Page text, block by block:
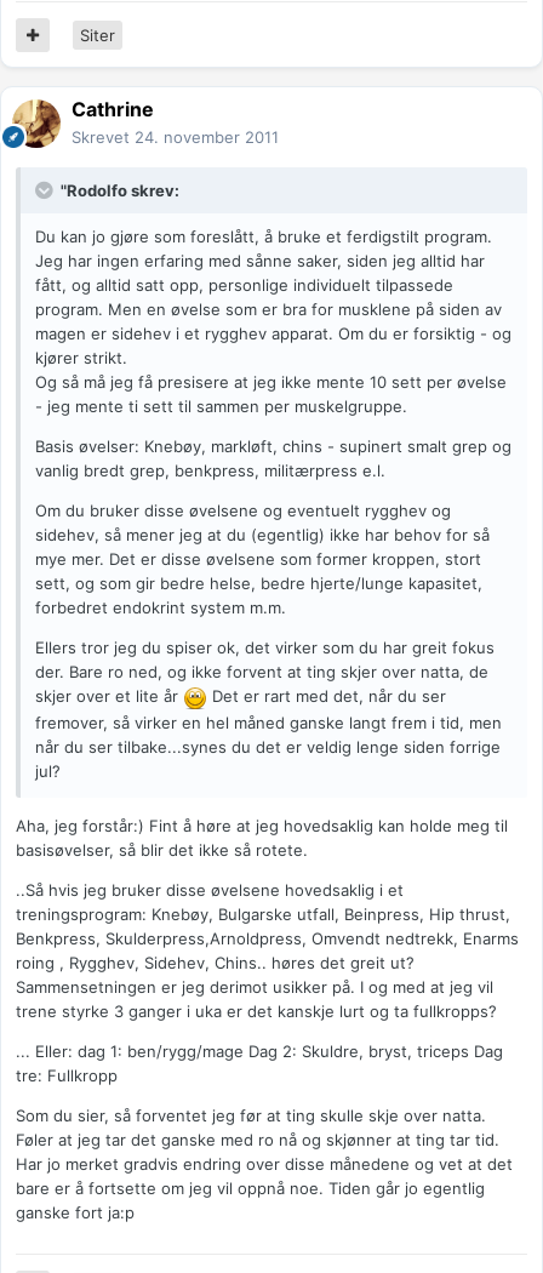
Siter
Cathrine
Skrevet 24. november 2011
"Rodolfo skrev:
Du kan jo gjøre som foreslått, å bruke et ferdigstilt program.
Jeg har ingen erfaring med sånne saker, siden jeg alltid har
fått, og alltid satt opp, personlige individuelt tilpassede
program. Men en øvelse som er bra for musklene på siden av
magen er sidehev i et rygghev apparat. Om du er forsiktig - og
kjører strikt.
Og så må jeg få presisere at jeg ikke mente 10 sett per øvelse
- jeg mente ti sett til sammen per muskelgruppe.
Basis øvelser: Knebøy, markløft, chins - supinert smalt grep og
vanlig bredt grep, benkpress, militærpress e.l.
Om du bruker disse øvelsene og eventuelt rygghev og
sidehev, så mener jeg at du (egentlig) ikke har behov for så
mye mer. Det er disse øvelsene som former kroppen, stort
sett, og som gir bedre helse, bedre hjerte/lunge kapasitet,
forbedret endokrint system m.m.
Ellers tror jeg du spiser ok, det virker som du har greit fokus
der. Bare ro ned, og ikke forvent at ting skjer over natta, de
skjer over et lite år
Det er rart med det, når du ser
fremover, så virker en hel måned ganske langt frem i tid, men
når du ser tilbake...synes du det er veldig lenge siden forrige
jul?
Aha, jeg forstår:) Fint å høre at jeg hovedsaklig kan holde meg til
basisøvelser, så blir det ikke så rotete.
..Så hvis jeg bruker disse øvelsene hovedsaklig i et
treningsprogram: Knebøy, Bulgarske utfall, Beinpress, Hip thrust,
Benkpress, Skulderpress,Arnoldpress, Omvendt nedtrekk, Enarms
roing , Rygghev, Sidehev, Chins.. høres det greit ut?
Sammensetningen er jeg derimot usikker på. I og med at jeg vil
trene styrke 3 ganger i uka er det kanskje lurt og ta fullkropps?
... Eller: dag 1: ben/rygg/mage Dag 2: Skuldre, bryst, triceps Dag
tre: Fullkropp
Som du sier, så forventet jeg før at ting skulle skje over natta.
Føler at jeg tar det ganske med ro nå og skjønner at ting tar tid.
Har jo merket gradvis endring over disse månedene og vet at det
bare er å fortsette om jeg vil oppnå noe. Tiden går jo egentlig
ganske fort ja:p